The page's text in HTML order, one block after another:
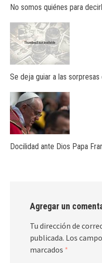
No somos quiénes para
Se deja guiar a las sorpresas
Docilidad ante Dios Papa
Agregar un
Tu dirección de
publicada. Los
marcados *